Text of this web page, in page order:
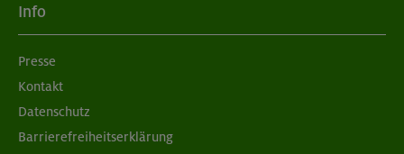
Info
Presse
Kontakt
Datenschutz
Barrierefreiheitserklärung